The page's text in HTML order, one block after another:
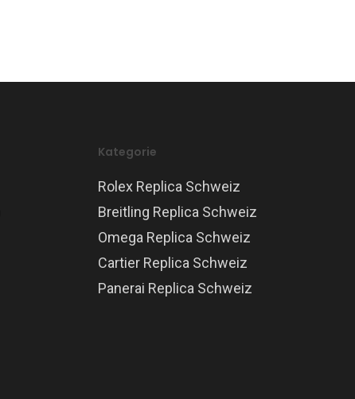
Kategorie
Rolex Replica Schweiz
Breitling Replica Schweiz
Omega Replica Schweiz
Cartier Replica Schweiz
Panerai Replica Schweiz